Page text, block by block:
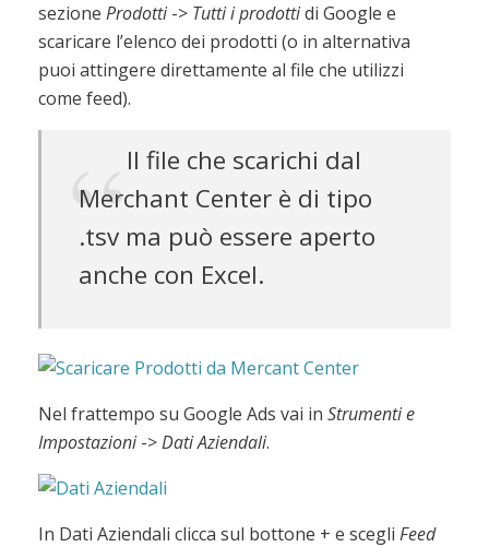
sezione Prodotti-> Tutti i prodottidi Google e
scaricare l’elenco dei prodotti (o in alternativa
puoi attingere direttamente al file che utilizzi
come feed).
Il file che scarichi dal
Merchant Center è di tipo
.tsv ma può essere aperto
anche con Excel.
Nel frattempo su Google Ads vai in Strumenti e
Impostazioni->Dati Aziendali.
In Dati Aziendali clicca sul bottone + e scegli Feed